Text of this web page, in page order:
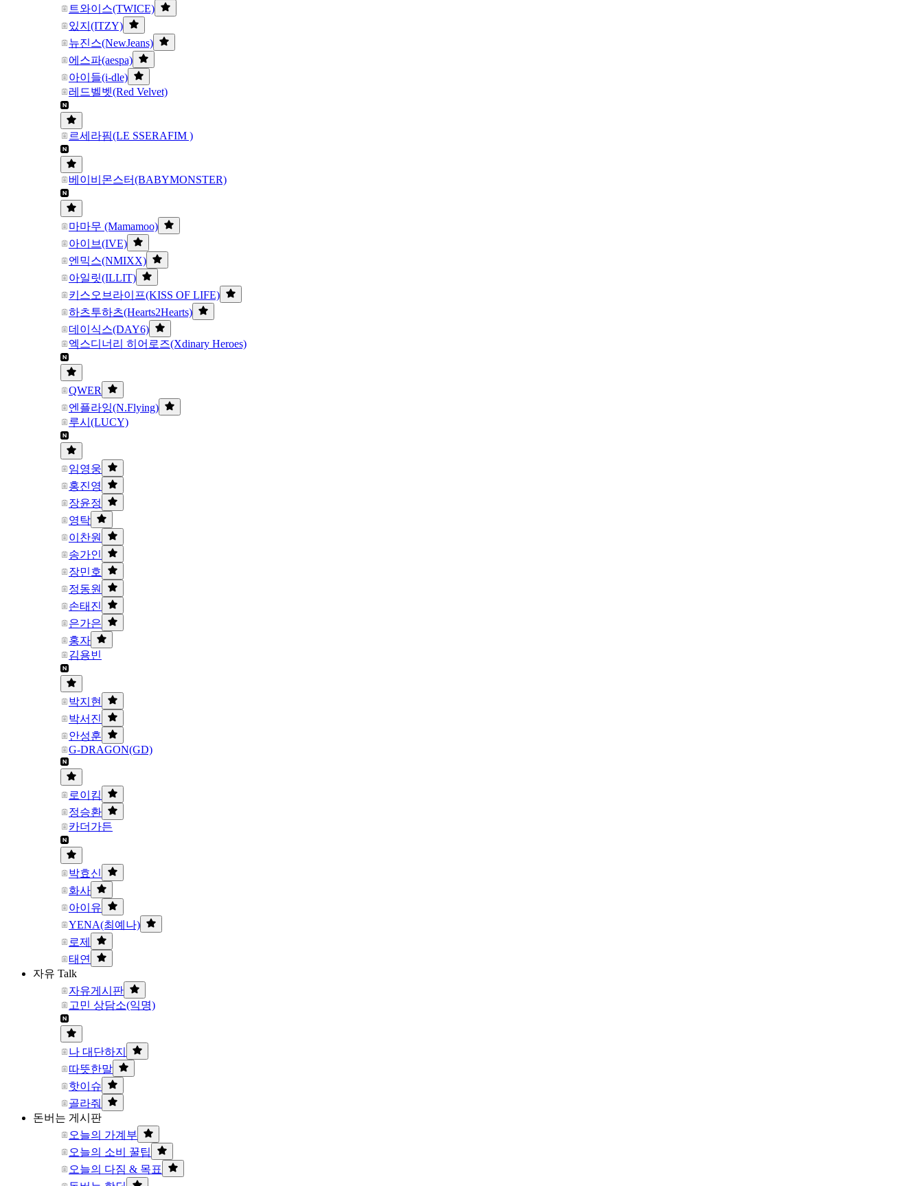
트와이스(TWICE)
있지(ITZY)
뉴진스(NewJeans)
에스파(aespa)
아이들(i-dle)
레드벨벳(Red Velvet)
르세라핌(LE SSERAFIM )
베이비몬스터(BABYMONSTER)
마마무 (Mamamoo)
아이브(IVE)
엔믹스(NMIXX)
아일릿(ILLIT)
키스오브라이프(KISS OF LIFE)
하츠투하츠(Hearts2Hearts)
데이식스(DAY6)
엑스디너리 히어로즈(Xdinary Heroes)
QWER
엔플라잉(N.Flying)
루시(LUCY)
임영웅
홍진영
장윤정
영탁
이찬원
송가인
장민호
정동원
손태진
은가은
홍자
김용빈
박지현
박서진
안성훈
G-DRAGON(GD)
로이킴
정승환
카더가든
박효신
화사
아이유
YENA(최예나)
로제
태연
자유 Talk
자유게시판
고민 상담소(익명)
나 대단하지
따뜻한말
핫이슈
골라줘
돈버는 게시판
오늘의 가계부
오늘의 소비 꿀팁
오늘의 다짐 & 목표